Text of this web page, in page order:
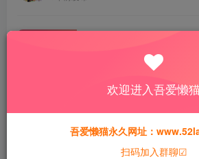
此内容为付费资源，请付费后查看
猫粮30
黄金会员猫粮15
欢迎进入吾爱懒
吾爱懒猫永久网址：
扫码加入群聊☑